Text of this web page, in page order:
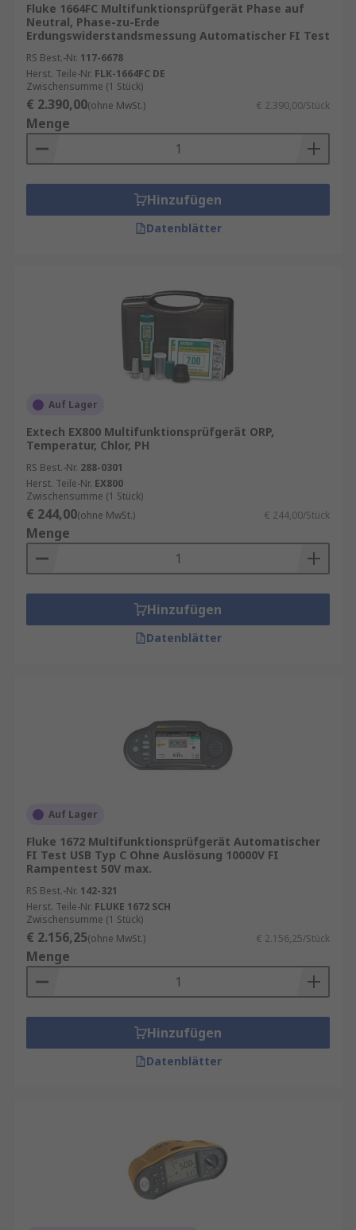
Fluke 1664FC Multifunktionsprüfgerät Phase auf
Neutral, Phase-zu-Erde
Erdungswiderstandsmessung Automatischer FI Test
RS Best.-Nr. 117-6678
Herst. Teile-Nr. FLK-1664FC DE
Zwischensumme (1 Stück)
€ 2.390,00(ohne MwSt.) € 2.390,00/Stück
Menge
Hinzufügen
Datenblätter
Auf Lager
Extech EX800 Multifunktionsprüfgerät ORP,
Temperatur, Chlor, PH
RS Best.-Nr. 288-0301
Herst. Teile-Nr. EX800
Zwischensumme (1 Stück)
€ 244,00(ohne MwSt.) € 244,00/Stück
Menge
Hinzufügen
Datenblätter
Auf Lager
Fluke 1672 Multifunktionsprüfgerät Automatischer
FI Test USB Typ C Ohne Auslösung 10000V FI
Rampentest 50V max.
RS Best.-Nr. 142-321
Herst. Teile-Nr. FLUKE 1672 SCH
Zwischensumme (1 Stück)
€ 2.156,25(ohne MwSt.) € 2.156,25/Stück
Menge
Hinzufügen
Datenblätter